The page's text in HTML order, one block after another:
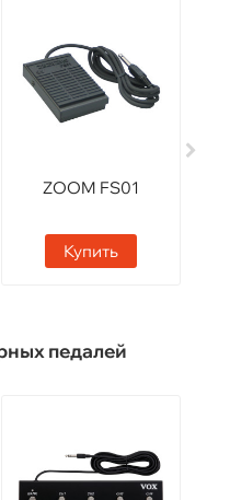
ZOOM FS01
Купить
педалей